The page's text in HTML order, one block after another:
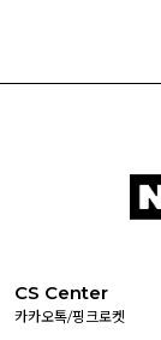
CS Center
카카오톡/핑크로켓